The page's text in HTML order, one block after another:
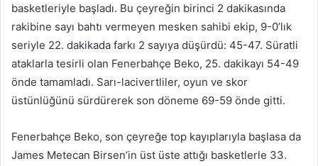
basketleriyle başladı. Bu çeyreğin birinci 2 dakikasında
rakibine sayı bahtı vermeyen mesken sahibi ekip, 9-0’lık
seriyle 22. dakikada farkı 2 sayıya düşürdü: 45-47. Süratli
ataklarla tesirli olan Fenerbahçe Beko, 25. dakikayı 54-49
önde tamamladı. Sarı-lacivertliler, oyun ve skor
üstünlüğünü sürdürerek son döneme 69-59 önde gitti.
Fenerbahçe Beko, son çeyreğe top kayıplarıyla başlasa da
James Metecan Birsen’in üst üste attığı basketlerle 33.